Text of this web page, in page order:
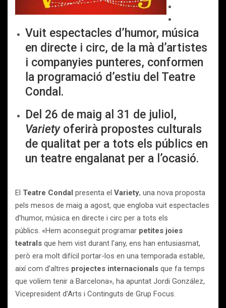
Vuit espectacles d’humor, música
en directe i circ, de la mà d’artistes
i companyies punteres, conformen
la programació d’estiu del Teatre
Condal.
Del 26 de maig al 31 de juliol,
Varietyoferirà propostes culturals
de qualitat per a tots els públics en
un teatre engalanat per a l’ocasió.
El Teatre Condal presenta el Variety, una nova proposta
pels mesos de maig a agost, que engloba vuit espectacles
d’humor, música en directe i circ per a tots els
públics. «Hem aconseguit programar petites joies
teatrals que hem vist durant l’any, ens han entusiasmat,
però era molt difícil portar-los en una temporada estable,
així com d’altres projectes internacionals que fa temps
que volíem tenir a Barcelona», ha apuntat Jordi González,
Vicepresident d’Arts i Continguts de Grup Focus.